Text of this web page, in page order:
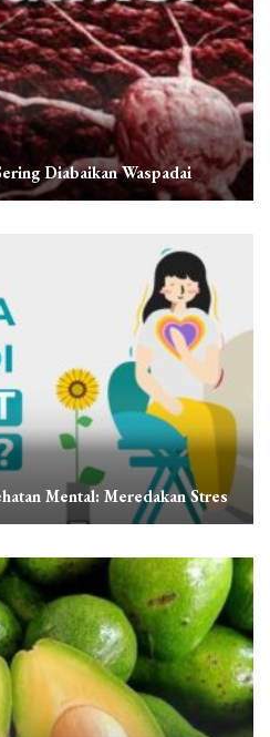
Diabaikan Waspadai
Mental: Meredakan Stres